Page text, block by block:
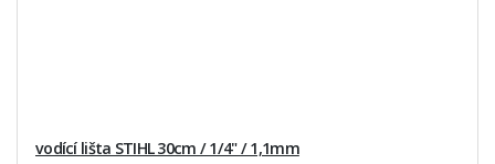
vodící lišta STIHL 30cm / 1/4" / 1,1mm